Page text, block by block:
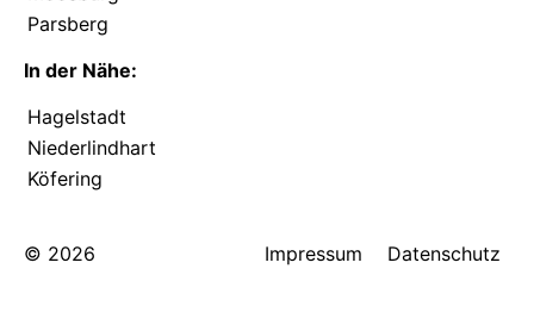
Parsberg
In der Nähe:
Hagelstadt
Niederlindhart
Köfering
© 2026 Impressum Datenschutz